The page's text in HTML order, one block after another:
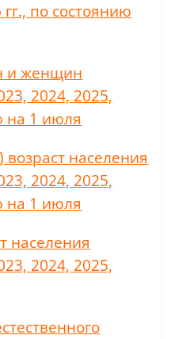
по состоянию
и женщин
2024, 2025,
на 1 июля
населения
2024, 2025,
на 1 июля
населения
2024, 2025,